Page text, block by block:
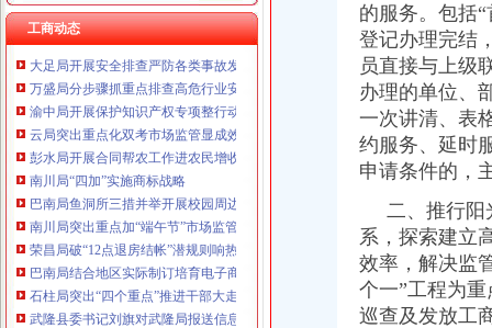
工商动态
南岸局“五化”措施迅速展开安全排查工作
大足局开展安全排查严防各类事故发生
万盛局分步骤抓重点排查高危行业安全
渝中局开展保护知识产权专项整行动取得实效
云局突出重点化双考市场监管显成效
彭水局开展合同帮农工作进农民增收
南川局“四加”实施商标战略
巴南局鱼洞所三措并举开展校园周边环境整
南川局突出重点加“端午节”市场监管
荣昌局破“12点退房结帐”潜规则响热烈
巴南局结合地区实际制订培育电子商务企业工作方案
石柱局突出“四个重点”推进干部大走访工作
武隆县委书记刘旗对武隆局报送信息作批示
高新园局五个加深入开展流通环节食品安全整顿工作
的服务。包括
登记办理完结
员直接与上级
办理的单位、
一次讲清、表
约服务、延时
申请条件的，
二、推行阳
系，探索建立
效率，解决监
个一”工程为
巡查及发放工